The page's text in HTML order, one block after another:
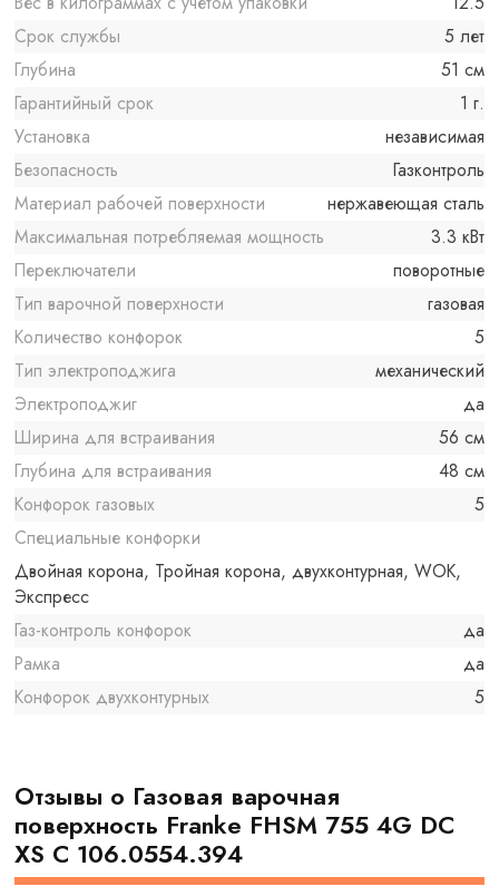
Срок службы
5 лет
Глубина
51 см
Гарантийный срок
1 г.
Установка
независимая
Безопасность
Газконтроль
Материал рабочей поверхности
нержавеющая сталь
Максимальная потребляемая мощность
3.3 кВт
Переключатели
поворотные
Тип варочной поверхности
газовая
Количество конфорок
5
Тип электроподжига
механический
Электроподжиг
да
Ширина для встраивания
56 см
Глубина для встраивания
48 см
Конфорок газовых
5
Специальные конфорки
Двойная корона, Тройная корона, двухконтурная, WOK,
Экспресс
Газ-контроль конфорок
да
Рамка
да
Конфорок двухконтурных
5
Отзывы о Газовая варочная
поверхность Franke FHSM 755 4G DC
XS C 106.0554.394